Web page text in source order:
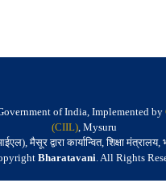
of India, Implemented by
(CIIL), Mysuru
मैसूर द्वारा कार्यान्वित, शिक्षा
Bharatavani. All Rights